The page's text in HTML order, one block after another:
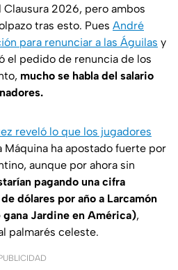
Clausura 2026, pero ambos
tras esto. Pues André
para renunciar a las Águilas y
el pedido de renuncia de los
mucho se habla del salario
reveló lo que los jugadores
Máquina ha apostado fuerte por
aunque por ahora sin
pagando una cifra
dólares por año a Larcamón
gana Jardine en América),
palmarés celeste.